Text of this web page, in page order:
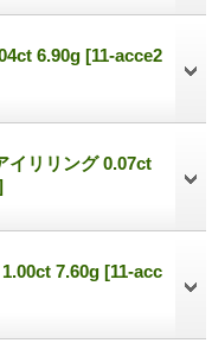
6.90g [11-acce2
イリリング 0.07ct
7.60g [11-acc